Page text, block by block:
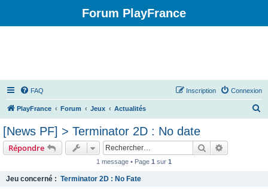
Forum PlayFrance
FAQ Connexion
Inscription
PlayFrance Forum Jeux Actualités
[News PF] > Terminator 2D : No date
Répondre Rechercher
1 message • Page 1 sur 1
Jeu concerné : Terminator 2D : No Fate